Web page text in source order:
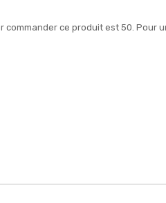
commander ce produit est 50. Pour